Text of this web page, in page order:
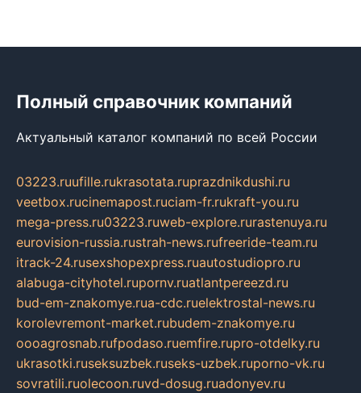
Полный справочник компаний
Актуальный каталог компаний по всей России
03223.ruufille.rukrasotata.ruprazdnikdushi.ru
veetbox.rucinemapost.ruciam-fr.rukraft-you.ru
mega-press.ru03223.ruweb-explore.rurastenuya.ru
eurovision-russia.rustrah-news.rufreeride-team.ru
itrack-24.rusexshopexpress.ruautostudiopro.ru
alabuga-cityhotel.rupornv.ruatlantpereezd.ru
bud-em-znakomye.rua-cdc.ruelektrostal-news.ru
korolevremont-market.rubudem-znakomye.ru
oooagrosnab.rufpodaso.ruemfire.rupro-otdelky.ru
ukrasotki.ruseksuzbek.ruseks-uzbek.ruporno-vk.ru
sovratili.ruolecoon.ruvd-dosug.ruadonyev.ru